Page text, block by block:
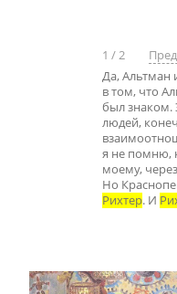
1 /2
Да, Альтман
в том, что
был знаком.
людей,
я не помню,
моему,
Но
Рихтер. И